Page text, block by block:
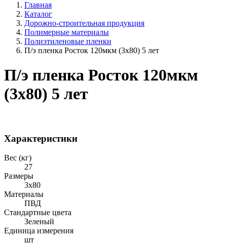
Главная
Каталог
Дорожно-строительная продукция
Полимерные материалы
Полиэтиленовые пленки
П/э пленка Росток 120мкм (3х80) 5 лет
П/э пленка Росток 120мкм
(3х80) 5 лет
Характеристики
Вес (кг)
27
Размеры
3х80
Материалы
ПВД
Стандартные цвета
Зеленый
Единица измерения
шт